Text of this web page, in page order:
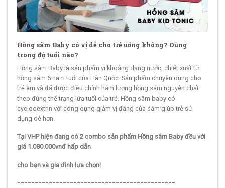
Hồng sâm Baby có vị dễ cho trẻ uống không? Dùng
trong độ tuổi nào?
Hồng sâm Baby là sản phẩm vi khoáng dạng nước, chiết xuất từ
hồng sâm 6 năm tuổi của Hàn Quốc. Sản phẩm chuyên dụng cho
trẻ em và đã được điều chỉnh hàm lượng hồng sâm nguyên chất
theo đúng thể trạng lứa tuổi của trẻ. Hồng sâm baby có
cyclodextrin với công dụng giảm vị đắng của sâm giúp trẻ sử
dụng dễ hơn.
Tại VHP hiện đang có 2 combo sản phẩm Hồng sâm Baby đều với
giá 1.080.000vnđ hấp dẫn
cho bạn và gia đình lựa chọn!
=============================================